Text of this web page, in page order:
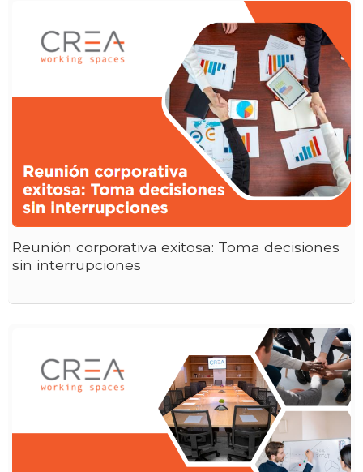
Reunión corporativa exitosa: Toma decisiones
sin interrupciones